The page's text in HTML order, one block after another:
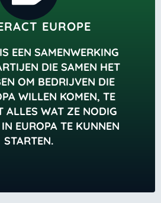
EUROPE
EEN SAMENWERKING
DIE SAMEN HET
OM BEDRIJVEN DIE
WILLEN KOMEN, TE
ALLES WAT ZE NODIG
EUROPA TE KUNNEN
STARTEN.